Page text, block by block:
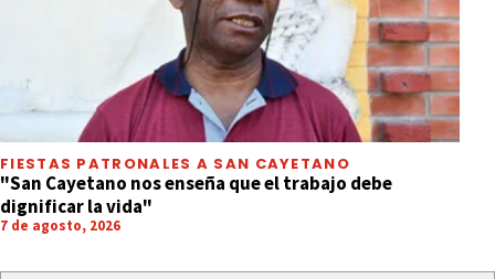
FIESTAS PATRONALES A SAN CAYETANO
"San Cayetano nos enseña que el trabajo debe
dignificar la vida"
7 de agosto, 2026